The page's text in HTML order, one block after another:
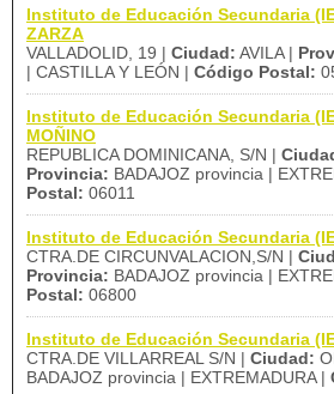
Instituto de Educación Secundaria
ZARZA
VALLADOLID, 19 | Ciudad: AVILA |
| CASTILLA Y LEÓN | Código Postal:
Instituto de Educación Secundaria
MOÑINO
REPUBLICA DOMINICANA, S/N |
Provincia: BADAJOZ provincia |
Postal: 06011
Instituto de Educación Secundaria
CTRA.DE CIRCUNVALACION,S/N |
Provincia: BADAJOZ provincia |
Postal: 06800
Instituto de Educación Secundaria
CTRA.DE VILLARREAL S/N | Ciudad:
BADAJOZ provincia | EXTREMADURA |